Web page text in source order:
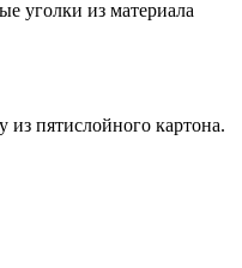
уголки из материала
из пятислойного картона.